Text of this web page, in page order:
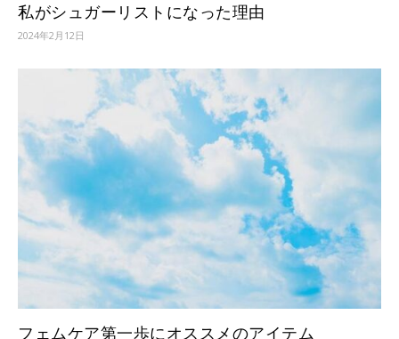
私がシュガーリストになった理由
2024年2月12日
フェムケア第一歩にオススメのアイテム